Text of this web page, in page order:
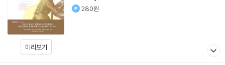
미리보기
280원